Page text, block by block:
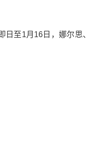
至1月16日，娜尔思、